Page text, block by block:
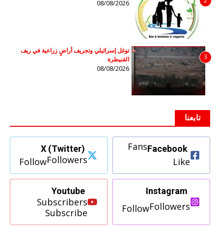
08/08/2026
3
توغل إسرائيلي وتجريف أراضٍ زراعية في ريف
القنيطرة
08/08/2026
تابعنا
Facebook
Fans
Like
X (Twitter)
Followers
Follow
Instagram
Followers
Follow
Youtube
Subscribers
Subscribe